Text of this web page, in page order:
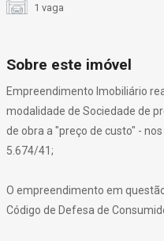
1 vaga
Sobre este imóvel
Empreendimento Imobiliário
modalidade de Sociedade de
de obra a "preço de custo" -
5.674/41;
O empreendimento em
Código de Defesa de